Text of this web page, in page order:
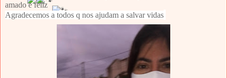
amado e feliz
Agradecemos a todos q nos ajudam a salvar vidas